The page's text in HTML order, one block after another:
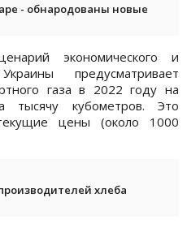
- обнародованы новые
экономического и
предусматривает
газа в 2022 году на
кубометров. Это
цены (около 1000
хлеба